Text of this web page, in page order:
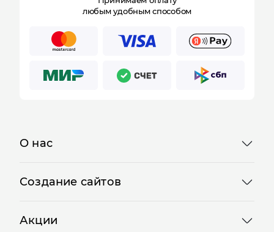
любым удобным способом
О нас
Создание сайтов
Акции